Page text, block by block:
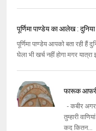
पूर्णिमा पाण्डेय का आलेख :
पूर्णिमा पाण्डेय आपको बता रही
घेला भी खर्च नहीं होगा मगर
फारूक
- कबीर अगर
तुम्‍हारी
कद कितन...